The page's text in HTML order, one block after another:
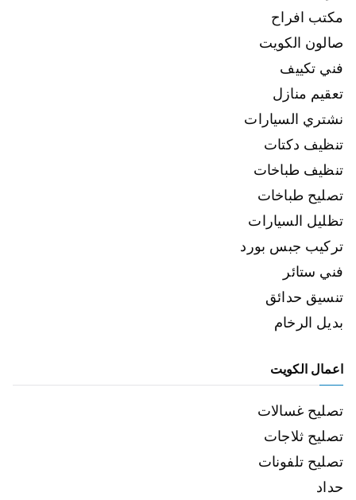
مكتب افراح
صالون الكويت
فني تكييف
تعقيم منازل
نشتري السيارات
تنظيف دكتات
تنظيف طباخات
تصليح طباخات
تظليل السيارات
تركيب جبس بورد
فني ستائر
تنسيق حدائق
بديل الرخام
اعمال الكويت
تصليح غسالات
تصليح ثلاجات
تصليح تلفونات
حداد